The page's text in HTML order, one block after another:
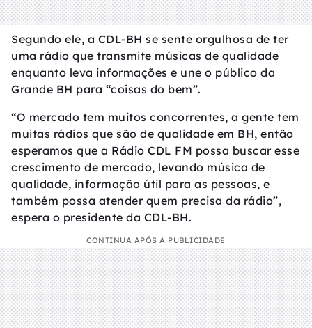
Segundo ele, a CDL-BH se sente orgulhosa de ter
uma rádio que transmite músicas de qualidade
enquanto leva informações e une o público da
Grande BH para “coisas do bem”.
“O mercado tem muitos concorrentes, a gente tem
muitas rádios que são de qualidade em BH, então
esperamos que a Rádio CDL FM possa buscar esse
crescimento de mercado, levando música de
qualidade, informação útil para as pessoas, e
também possa atender quem precisa da rádio”,
espera o presidente da CDL-BH.
CONTINUA APÓS A PUBLICIDADE